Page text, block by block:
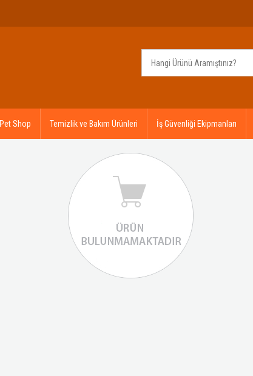
Pet Shop Temizlik ve Bakım Ürünleri İş Güvenliği Ekipmanları